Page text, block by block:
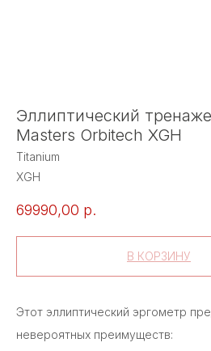
Эллиптический
Masters Orbitech XGH
Titanium
XGH
69990,00 р.
В КОРЗИНУ
Этот эллиптический эргометр
невероятных преимуществ: